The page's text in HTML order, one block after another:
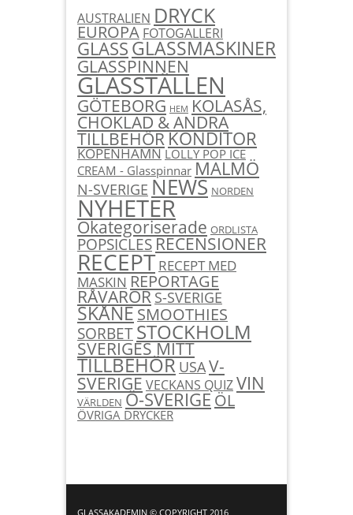
AUSTRALIEN DRYCK
EUROPA FOTOGALLERI
GLASSGLASSMASKINER
GLASSPINNEN
GLASSTÄLLEN
GÖTEBORG HEM KOLASÅS,
CHOKLAD & ANDRA
TILLBEHÖRKONDITOR
KÖPENHAMN LOLLY POP ICE
CREAM - Glasspinnar MALMÖ
N-SVERIGE NEWS NORDEN
NYHETER
Okategoriserade ORDLISTA
POPSICLESRECENSIONER
RECEPT RECEPT MED
MASKIN REPORTAGE
RÅVARORS-SVERIGE
SKÅNESMOOTHIES
SORBETSTOCKHOLM
SVERIGES MITT
TILLBEHÖR USAV-
SVERIGEVECKANS QUIZVIN
VÄRLDEN Ö-SVERIGEÖL
ÖVRIGA DRYCKER
GLASSAKADEMIN © COPYRIGHT 2016